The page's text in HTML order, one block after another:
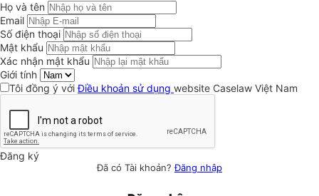
Họ và tên
Email
Số điện thoại
Mật khẩu
Xác nhận mật khẩu
Giới tính
Tôi đồng ý vớiĐiều khoản sử dụng website Caselaw Việt Nam
Đăng ký
Đã có Tài khoản?Đăng nhập